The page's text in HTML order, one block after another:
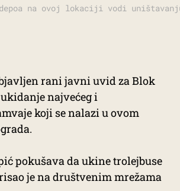
na ovoj lokaciji vodi
rani javni uvid za Blok
najvećeg i
koji se nalazi u ovom
pokušava da ukine trolejbuse
je na društvenim mrežama